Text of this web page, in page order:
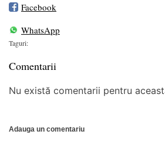
Facebook
WhatsApp
Taguri:
Comentarii
Nu există comentarii pentru
Adauga un comentariu